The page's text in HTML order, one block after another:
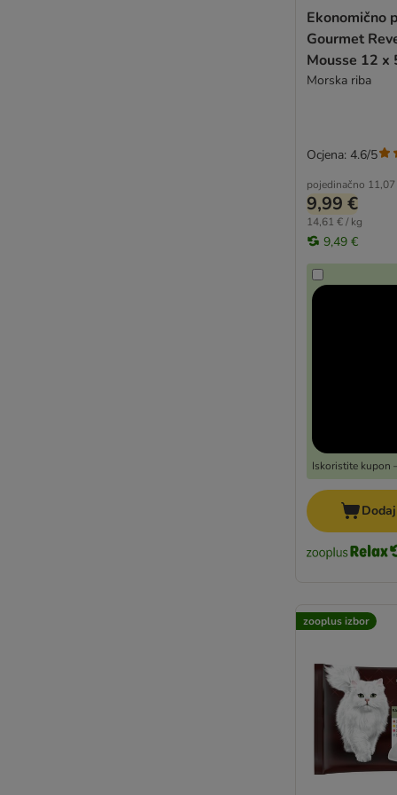
Ekonomično
Gourmet
Mousse 12 x
Morska riba
pojedinačno
9,99 €
14,61 € / kg
9,49 €
Iskoristite kupon
Ocjena: 4.6/5
zooplus izbor